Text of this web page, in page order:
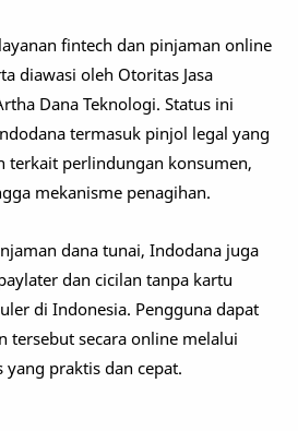
fintech dan pinjaman online
diawasi oleh Otoritas Jasa
Dana Teknologi. Status ini
termasuk pinjol legal yang
terkait perlindungan konsumen,
mekanisme penagihan.
dana tunai, Indodana juga
dan cicilan tanpa kartu
di Indonesia. Pengguna dapat
tersebut secara online melalui
praktis dan cepat.